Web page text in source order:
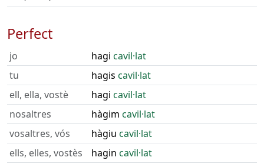
Perfect
jo hagi cavil·lat
tu
hagis cavil·lat
ell, ella, vostè
hagi cavil·lat
nosaltres
hàgim cavil·lat
vosaltres, vós
hàgiu cavil·lat
ells, elles, vostès
hagin cavil·lat